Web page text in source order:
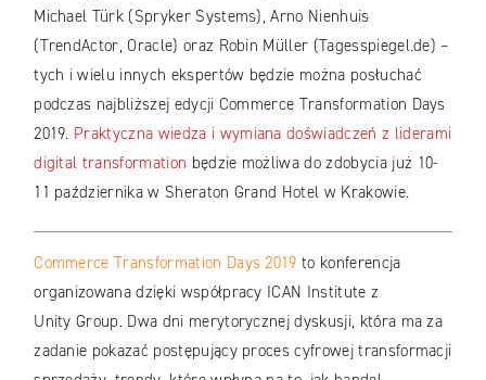
Michael Türk (Spryker Systems), Arno Nienhuis
(TrendActor, Oracle) oraz Robin Müller (Tagesspiegel.de) –
tych i wielu innych ekspertów będzie można posłuchać
podczas najbliższej edycji Commerce Transformation Days
2019. Praktyczna wiedza i wymiana doświadczeń z liderami
digital transformation będzie możliwa do zdobycia już 10-
11 października w Sheraton Grand Hotel w Krakowie.
Commerce Transformation Days 2019 to konferencja
organizowana dzięki współpracy ICAN Institute z
Unity Group. Dwa dni merytorycznej dyskusji, która ma za
zadanie pokazać postępujący proces cyfrowej transformacji